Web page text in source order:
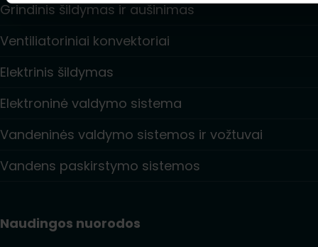
Grindinis šildymas ir aušinimas
Ventiliatoriniai konvektoriai
Elektrinis šildymas
Elektroninė valdymo sistema
Vandeninės valdymo sistemos ir vožtuvai
Vandens paskirstymo sistemos
Naudingos nuorodos